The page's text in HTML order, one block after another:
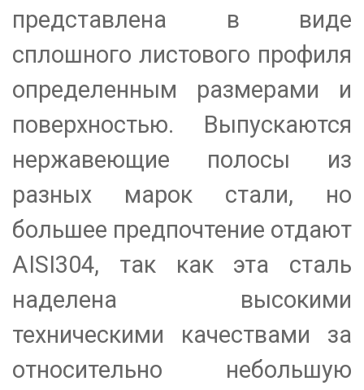
представлена в виде
сплошного листового профиля
определенным размерами и
поверхностью. Выпускаются
нержавеющие полосы из
разных марок стали, но
большее предпочтение отдают
AISI304, так как эта сталь
наделена высокими
техническими качествами за
относительно небольшую